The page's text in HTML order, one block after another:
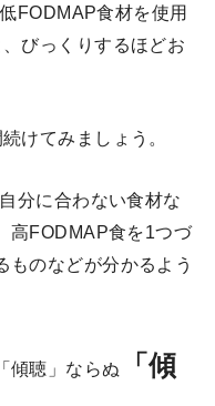
FODMAP食材を使用
びっくりするほどお
けてみましょう。
分に合わない食材な
高FODMAP食を1つづ
ものなどが分かるよう
傾聴」ならぬ
「傾